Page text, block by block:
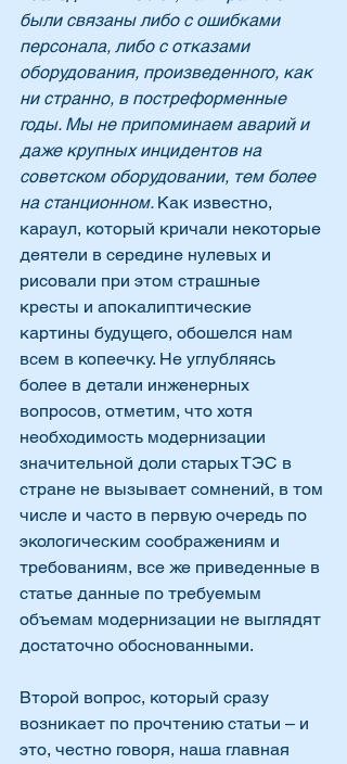
были связаны либо с ошибками
персонала, либо с отказами
оборудования, произведенного, как
ни странно, в постреформенные
годы. Мы не припоминаем аварий и
даже крупных инцидентов на
советском оборудовании, тем более
на станционном. Как известно,
караул, который кричали некоторые
деятели в середине нулевых и
рисовали при этом страшные
кресты и апокалиптические
картины будущего, обошелся нам
всем в копеечку. Не углубляясь
более в детали инженерных
вопросов, отметим, что хотя
необходимость модернизации
значительной доли старых ТЭС в
стране не вызывает сомнений, в том
числе и часто в первую очередь по
экологическим соображениям и
требованиям, все же приведенные в
статье данные по требуемым
объемам модернизации не выглядят
достаточно обоснованными.
Второй вопрос, который сразу
возникает по прочтению статьи – и
это, честно говоря, наша главная